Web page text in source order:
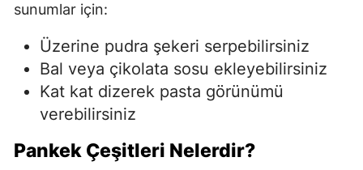
sunumlar için:
Üzerine pudra şekeri serpebilirsiniz
Bal veya çikolata sosu ekleyebilirsiniz
Kat kat dizerek pasta görünümü
verebilirsiniz
Pankek Çeşitleri Nelerdir?